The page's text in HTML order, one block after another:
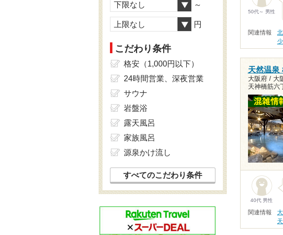
50代～ 男性
関連情報
天然温泉
大阪府 / 大
天神橋筋六
40代 男性
関連情報
下限なし ～
上限なし 円
こだわり条件
格安（1,000円以下）
24時間営業、深夜営業
サウナ
岩盤浴
露天風呂
家族風呂
源泉かけ流し
すべてのこだわり条件